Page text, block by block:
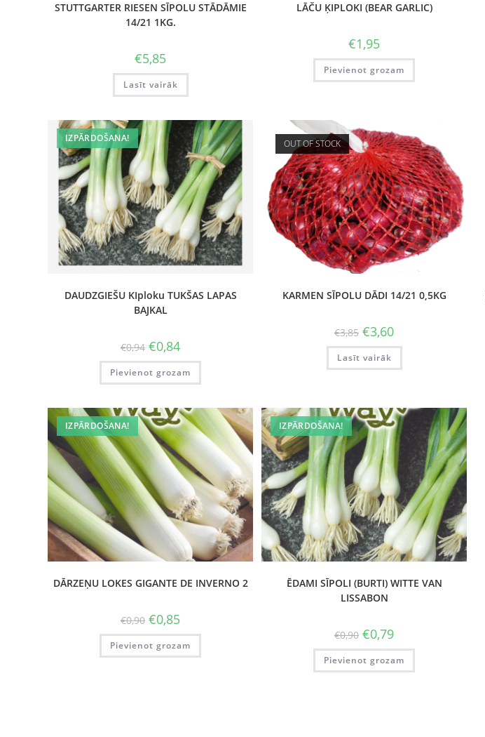
STUTTGARTER RIESEN SĪPOLU STĀDĀMIE
14/21 1KG.
€5,85
Lasīt vairāk
LĀČU ĶIPLOKI (BEAR GARLIC)
€1,95
Pievienot grozam
IZPĀRDOŠANA!
DAUDZGIEŠU KIploku TUKŠAS LAPAS
BAJKAL
€0,94 €0,84
Pievienot grozam
OUT OF STOCK
KARMEN SĪPOLU DĀDI 14/21 0,5KG
€3,85 €3,60
Lasīt vairāk
IZPĀRDOŠANA!
DĀRZEŅU LOKES GIGANTE DE INVERNO 2
€0,90 €0,85
Pievienot grozam
IZPĀRDOŠANA!
ĒDAMI SĪPOLI (BURTI) WITTE VAN
LISSABON
€0,90 €0,79
Pievienot grozam